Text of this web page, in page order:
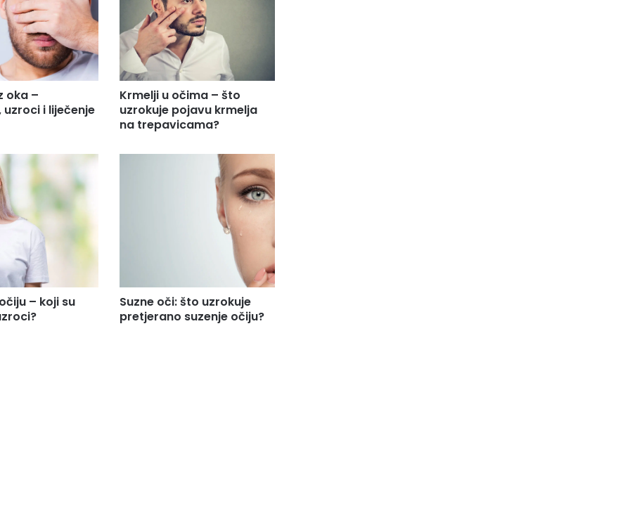
oka –
i liječenje
Krmelji u očima – što
uzrokuje pojavu krmelja
na trepavicama?
– koji su
Suzne oči: što uzrokuje
pretjerano suzenje očiju?